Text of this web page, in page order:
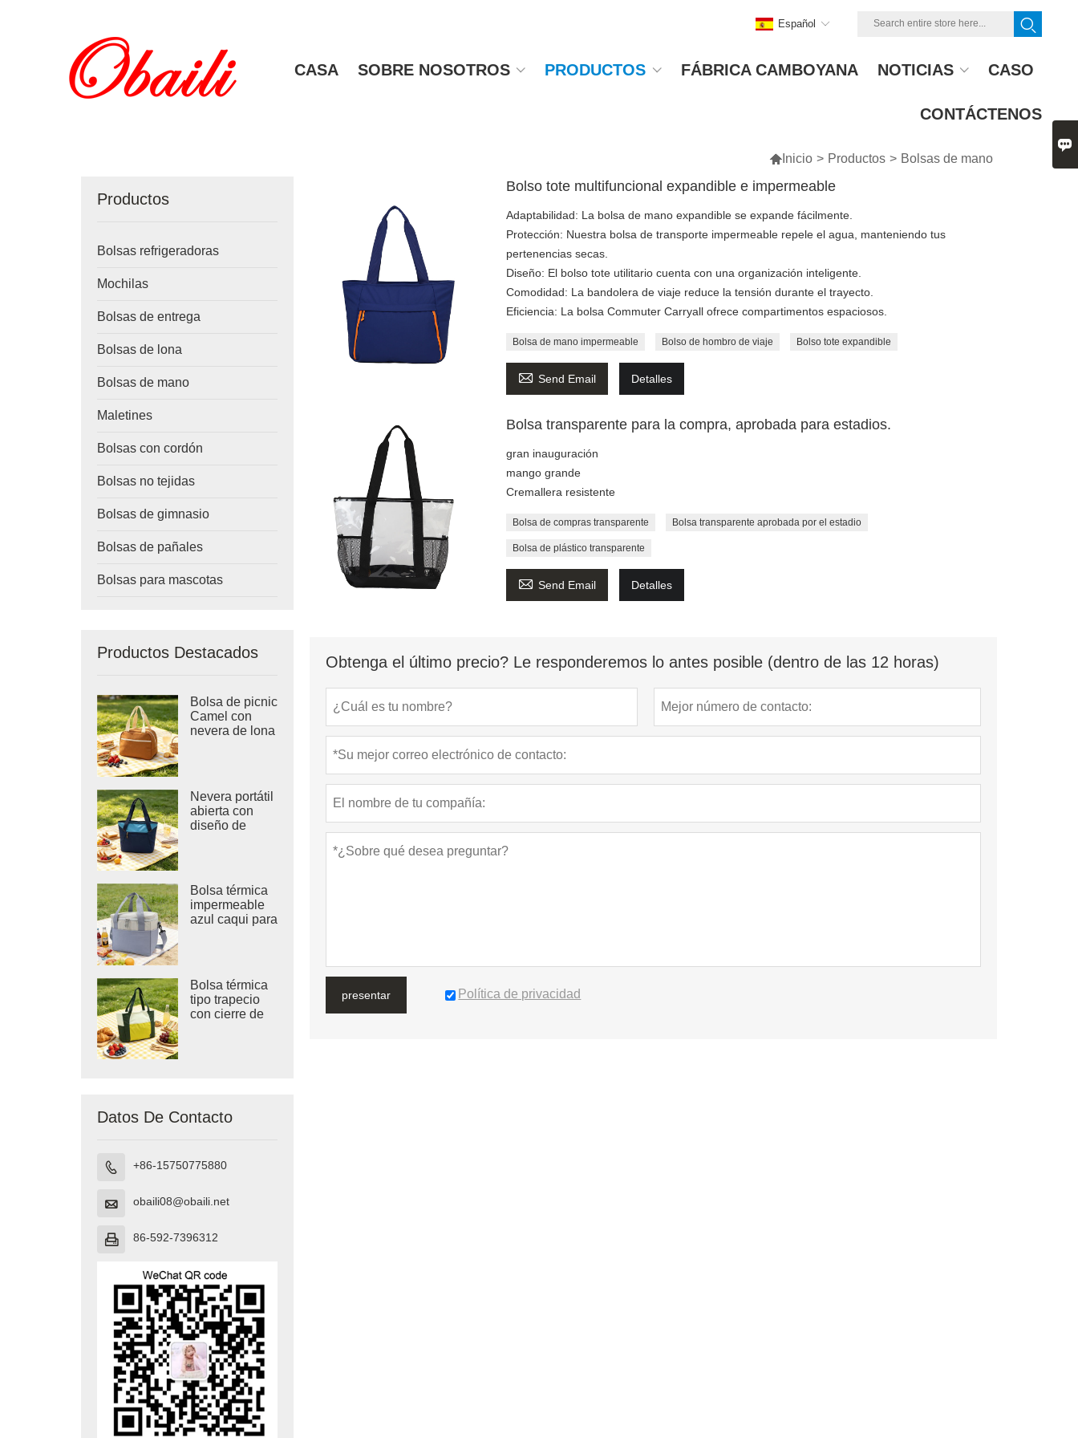
CASA SOBRE NOSOTROS PRODUCTOS FÁBRICA CAMBOYANA NOTICIAS CASO
CONTÁCTENOS
Español
 Inicio > Productos > Bolsas de mano
Productos
Bolsas refrigeradoras
Mochilas
Bolsas de entrega
Bolsas de lona
Bolsas de mano
Maletines
Bolsas con cordón
Bolsas no tejidas
Bolsas de gimnasio
Bolsas de pañales
Bolsas para mascotas
Productos Destacados
Bolsa de picnic
Camel con
nevera de lona
Nevera portátil
abierta con
diseño de
Bolsa térmica
impermeable
azul caqui para
Bolsa térmica
tipo trapecio
con cierre de
Datos De Contacto
 +86-15750775880
 obaili08@obaili.net
 86-592-7396312
Bolso tote multifuncional expandible e impermeable
Adaptabilidad: La bolsa de mano expandible se expande fácilmente.
Protección: Nuestra bolsa de transporte impermeable repele el agua, manteniendo tus
pertenencias secas.
Diseño: El bolso tote utilitario cuenta con una organización inteligente.
Comodidad: La bandolera de viaje reduce la tensión durante el trayecto.
Eficiencia: La bolsa Commuter Carryall ofrece compartimentos espaciosos.
Bolsa de mano impermeable Bolso de hombro de viaje Bolso tote expandible
 Send Email Detalles
Bolsa transparente para la compra, aprobada para estadios.
gran inauguración
mango grande
Cremallera resistente
Bolsa de compras transparente Bolsa transparente aprobada por el estadio
Bolsa de plástico transparente
 Send Email Detalles
Obtenga el último precio? Le responderemos lo antes posible (dentro de las 12 horas)
presentar Política de privacidad
